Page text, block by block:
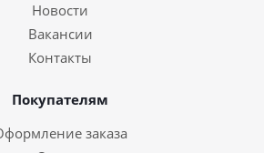
Новости
Вакансии
Контакты
Покупателям
заказа